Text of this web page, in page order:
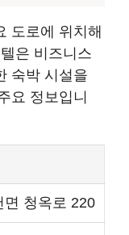
도로에 위치해
은 비즈니스
숙박 시설을
요 정보입니
면 청옥로 220